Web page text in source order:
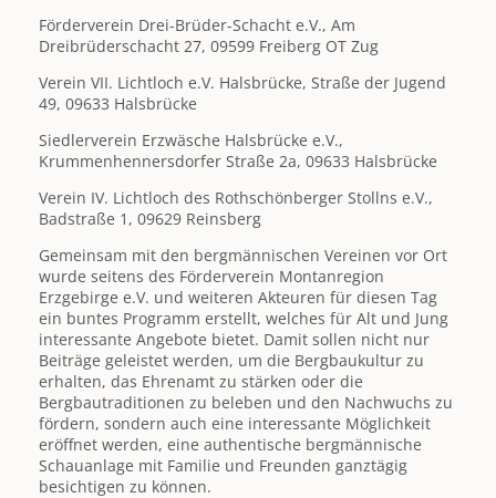
Förderverein Drei-Brüder-Schacht e.V., Am
Dreibrüderschacht 27, 09599 Freiberg OT Zug
Verein VII. Lichtloch e.V. Halsbrücke, Straße der Jugend
49, 09633 Halsbrücke
Siedlerverein Erzwäsche Halsbrücke e.V.,
Krummenhennersdorfer Straße 2a, 09633 Halsbrücke
Verein IV. Lichtloch des Rothschönberger Stollns e.V.,
Badstraße 1, 09629 Reinsberg
Gemeinsam mit den bergmännischen Vereinen vor Ort
wurde seitens des Förderverein Montanregion
Erzgebirge e.V. und weiteren Akteuren für diesen Tag
ein buntes Programm erstellt, welches für Alt und Jung
interessante Angebote bietet. Damit sollen nicht nur
Beiträge geleistet werden, um die Bergbaukultur zu
erhalten, das Ehrenamt zu stärken oder die
Bergbautraditionen zu beleben und den Nachwuchs zu
fördern, sondern auch eine interessante Möglichkeit
eröffnet werden, eine authentische bergmännische
Schauanlage mit Familie und Freunden ganztägig
besichtigen zu können.